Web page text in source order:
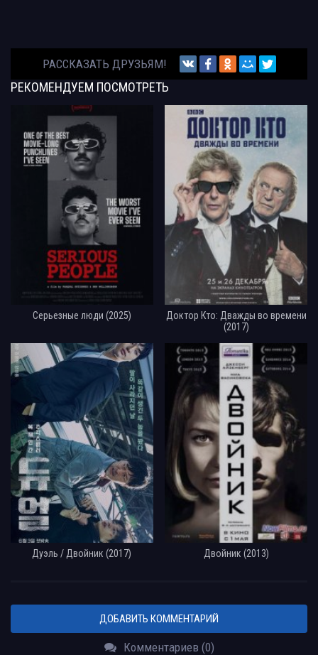
РАССКАЗАТЬ ДРУЗЬЯМ!
РЕКОМЕНДУЕМ ПОСМОТРЕТЬ
Серьезные люди (2025)
Доктор Кто: Дважды во времени
(2017)
Дуэль / Двойник (2017) Двойник (2013)
ДОБАВИТЬ КОММЕНТАРИЙ
Комментариев (0)